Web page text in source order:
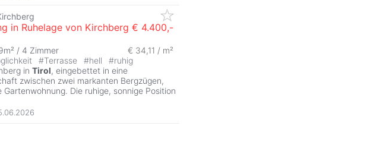
in Ruhelage von Kirchberg € 4.400,-
/ 4 Zimmer
€ 34,11 / m²
#Terrasse #hell #ruhig
in Tirol, eingebettet in eine
zwischen zwei markanten Bergzügen,
Die ruhige, sonnige Position